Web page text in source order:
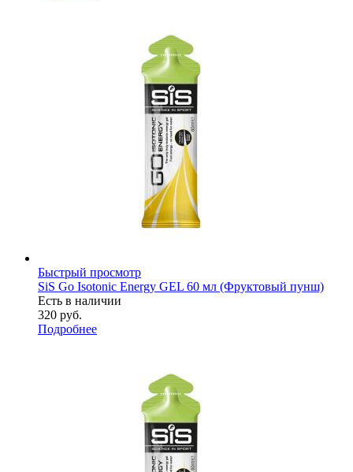
Быстрый просмотр
SiS Go Isotonic Energy GEL 60 мл (Фруктовый пунш)
Есть в наличии
320 руб.
Подробнее